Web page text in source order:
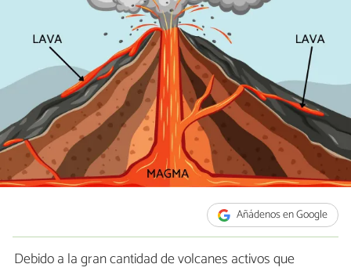
Añádenos en Google
Debido a la gran cantidad de volcanes activos que